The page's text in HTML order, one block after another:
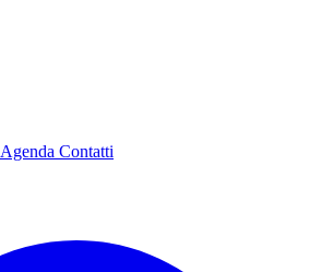
Agenda Contatti